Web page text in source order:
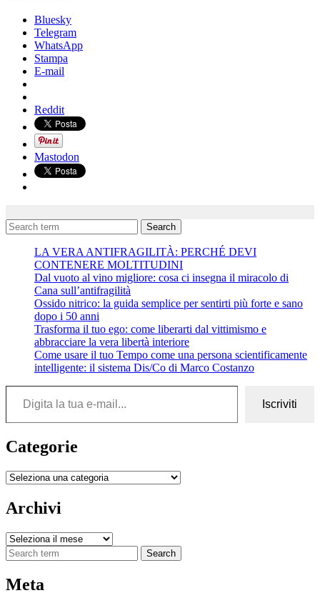
Bluesky
Telegram
WhatsApp
Stampa
E-mail
Reddit
Mastodon
Search
LA VERA ANTIFRAGILITÀ: PERCHÉ DEVI
CONTENERE MOLTITUDINI
Dal vuoto al vino migliore: cosa ci insegna il miracolo di
Cana sull’antifragilità
Ossido nitrico: la guida semplice per sentirti più forte e sano
dopo i 50 anni
Trasforma il tuo ego: come liberarti dal vittimismo e
abbracciare la vera libertà interiore
Come usare il tuo Tempo come una persona scientificamente
intelligente: il sistema Dis/Co di Marco Costanzo
Digita la tua e-mail...
Iscriviti
Categorie
Categorie
Archivi
Archivi
Search
Meta